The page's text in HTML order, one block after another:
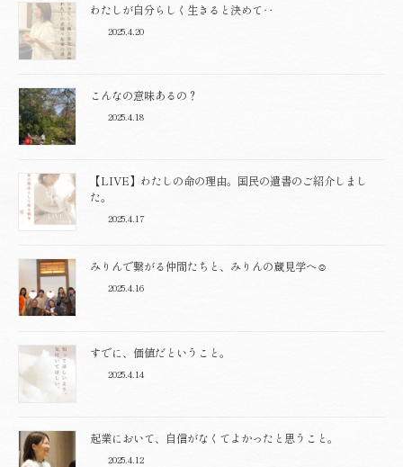
わたしが自分らしく生きると決めて‥
2025.4.20
こんなの意味あるの？
2025.4.18
【LIVE】わたしの命の理由。国民の遺書のご紹介しまし
た。
2025.4.17
みりんで繋がる仲間たちと、みりんの蔵見学へ☺️
2025.4.16
すでに、価値だということ。
2025.4.14
起業において、自信がなくてよかったと思うこと。
2025.4.12